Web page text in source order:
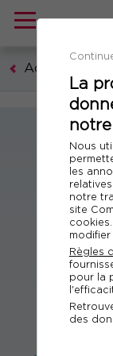
La
Nous
les
notre
site
Règles
pour la
des
Académie